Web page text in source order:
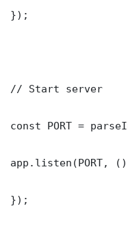
});
// Start server
const PORT =
app.listen(PORT,
});